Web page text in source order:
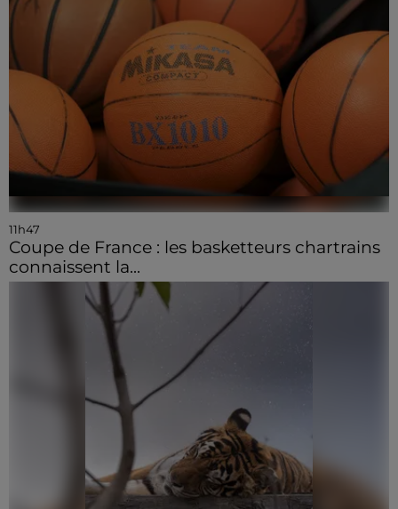
11h47
Coupe de France : les basketteurs chartrains
connaissent la...